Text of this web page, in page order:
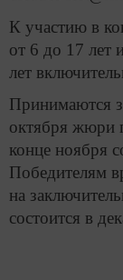
К участию в
от 6 до 17 лет
лет
Принимаются
октября жюри
конце ноября
Победителям
на
состоится в